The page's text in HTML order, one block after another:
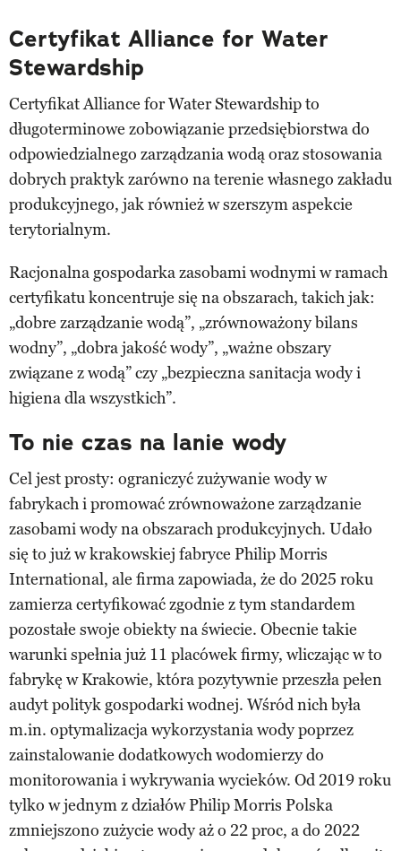
Certyfikat Alliance for Water
Stewardship
Certyfikat Alliance for Water Stewardship to
długoterminowe zobowiązanie przedsiębiorstwa do
odpowiedzialnego zarządzania wodą oraz stosowania
dobrych praktyk zarówno na terenie własnego zakładu
produkcyjnego, jak również w szerszym aspekcie
terytorialnym.
Racjonalna gospodarka zasobami wodnymi w ramach
certyfikatu koncentruje się na obszarach, takich jak:
„dobre zarządzanie wodą”, „zrównoważony bilans
wodny”, „dobra jakość wody”, „ważne obszary
związane z wodą” czy „bezpieczna sanitacja wody i
higiena dla wszystkich”.
To nie czas na lanie wody
Cel jest prosty: ograniczyć zużywanie wody w
fabrykach i promować zrównoważone zarządzanie
zasobami wody na obszarach produkcyjnych. Udało
się to już w krakowskiej fabryce Philip Morris
International, ale firma zapowiada, że do 2025 roku
zamierza certyfikować zgodnie z tym standardem
pozostałe swoje obiekty na świecie. Obecnie takie
warunki spełnia już 11 placówek firmy, wliczając w to
fabrykę w Krakowie, która pozytywnie przeszła pełen
audyt polityk gospodarki wodnej. Wśród nich była
m.in. optymalizacja wykorzystania wody poprzez
zainstalowanie dodatkowych wodomierzy do
monitorowania i wykrywania wycieków. Od 2019 roku
tylko w jednym z działów Philip Morris Polska
zmniejszono zużycie wody aż o 22 proc, a do 2022